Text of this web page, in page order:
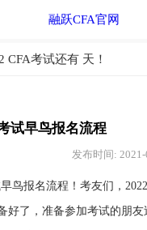
融跃CFA官网
CFA考试还有 天！
试早鸟报名流程
发布时间:
鸟报名流程！考友们，
好了，准备参加考试的朋友